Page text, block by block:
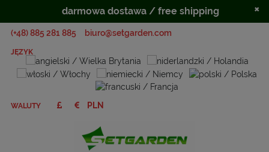
(+48) 885 281 885 biuro@setgarden.com
JĘZYK
WALUTY
darmowa dostawa / free shipping ×